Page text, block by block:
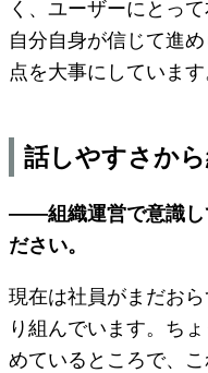
く、ユーザーにとっ
自分自身が信じて進
点を大事にしています
話しやすさか
――組織運営で意識し
ださい。
現在は社員がまだお
り組んでいます。ち
めているところで、